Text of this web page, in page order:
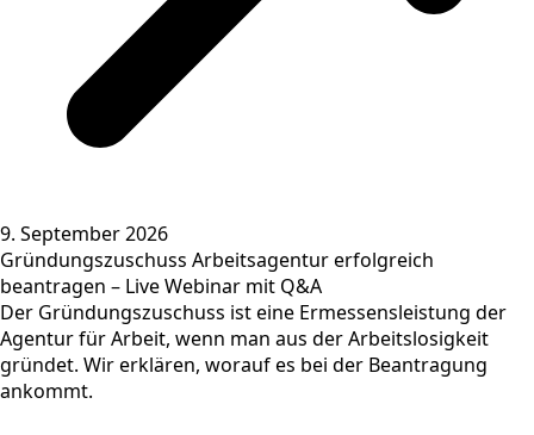
9. September 2026
Gründungszuschuss Arbeitsagentur erfolgreich
beantragen – Live Webinar mit Q&A
Der Gründungszuschuss ist eine Ermessensleistung der
Agentur für Arbeit, wenn man aus der Arbeitslosigkeit
gründet. Wir erklären, worauf es bei der Beantragung
ankommt.